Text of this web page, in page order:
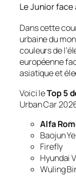
Le Junior
Dans cette
urbaine du
couleurs de
européenne
asiatique et
Voici leTop 5
Urban Car
Alfa
Baojun
Firefly
Hyundai
Wuling